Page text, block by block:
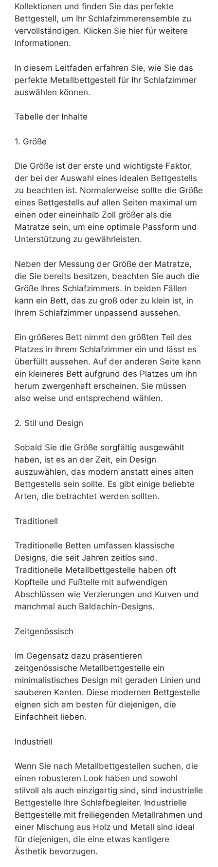
Kollektionen und finden Sie das perfekte
Bettgestell, um Ihr Schlafzimmerensemble zu
vervollständigen. Klicken Sie hier für weitere
Informationen.
In diesem Leitfaden erfahren Sie, wie Sie das
perfekte Metallbettgestell für Ihr Schlafzimmer
auswählen können.
Tabelle der Inhalte
1. Größe
Die Größe ist der erste und wichtigste Faktor,
der bei der Auswahl eines idealen Bettgestells
zu beachten ist. Normalerweise sollte die Größe
eines Bettgestells auf allen Seiten maximal um
einen oder eineinhalb Zoll größer als die
Matratze sein, um eine optimale Passform und
Unterstützung zu gewährleisten.
Neben der Messung der Größe der Matratze,
die Sie bereits besitzen, beachten Sie auch die
Größe Ihres Schlafzimmers. In beiden Fällen
kann ein Bett, das zu groß oder zu klein ist, in
Ihrem Schlafzimmer unpassend aussehen.
Ein größeres Bett nimmt den größten Teil des
Platzes in Ihrem Schlafzimmer ein und lässt es
überfüllt aussehen. Auf der anderen Seite kann
ein kleineres Bett aufgrund des Platzes um ihn
herum zwergenhaft erscheinen. Sie müssen
also weise und entsprechend wählen.
2. Stil und Design
Sobald Sie die Größe sorgfältig ausgewählt
haben, ist es an der Zeit, ein Design
auszuwählen, das modern anstatt eines alten
Bettgestells sein sollte. Es gibt einige beliebte
Arten, die betrachtet werden sollten.
Traditionell
Traditionelle Betten umfassen klassische
Designs, die seit Jahren zeitlos sind.
Traditionelle Metallbettgestelle haben oft
Kopfteile und Fußteile mit aufwendigen
Abschlüssen wie Verzierungen und Kurven und
manchmal auch Baldachin-Designs.
Zeitgenössisch
Im Gegensatz dazu präsentieren
zeitgenössische Metallbettgestelle ein
minimalistisches Design mit geraden Linien und
sauberen Kanten. Diese modernen Bettgestelle
eignen sich am besten für diejenigen, die
Einfachheit lieben.
Industriell
Wenn Sie nach Metallbettgestellen suchen, die
einen robusteren Look haben und sowohl
stilvoll als auch einzigartig sind, sind industrielle
Bettgestelle Ihre Schlafbegleiter. Industrielle
Bettgestelle mit freiliegenden Metallrahmen und
einer Mischung aus Holz und Metall sind ideal
für diejenigen, die eine etwas kantigere
Ästhetik bevorzugen.